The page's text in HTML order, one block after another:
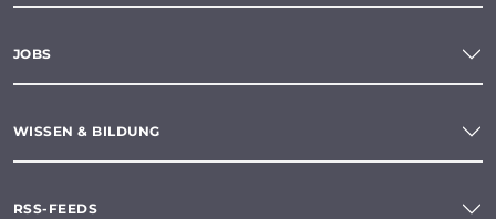
JOBS
WISSEN & BILDUNG
RSS-FEEDS